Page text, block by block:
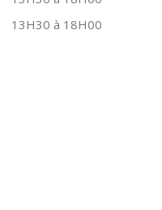
13H30 à 18H00